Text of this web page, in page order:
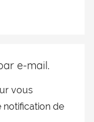
e-mail.
vous
notification de